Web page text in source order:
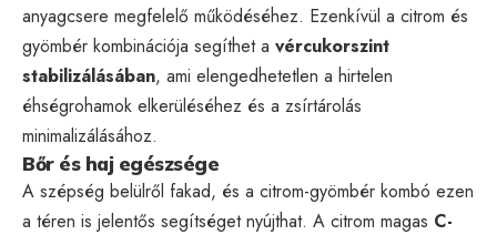
anyagcsere megfelelő működéséhez. Ezenkívül a citrom és
gyömbér kombinációja segíthet a vércukorszint
stabilizálásában, ami elengedhetetlen a hirtelen
éhségrohamok elkerüléséhez és a zsírtárolás
minimalizálásához.
Bőr és haj egészsége
A szépség belülről fakad, és a citrom-gyömbér kombó ezen
a téren is jelentős segítséget nyújthat. A citrom magas C-